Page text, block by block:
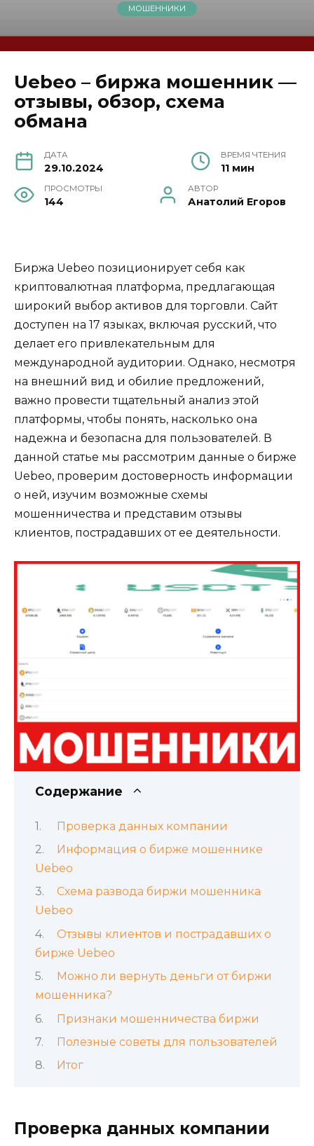
МОШЕННИКИ
Uebeo – биржа мошенник —
отзывы, обзор, схема
обмана
ДАТА
29.10.2024
ВРЕМЯ ЧТЕНИЯ
11 мин
ПРОСМОТРЫ
144
АВТОР
Анатолий Егоров
Биржа Uebeo позиционирует себя как
криптовалютная платформа, предлагающая
широкий выбор активов для торговли. Сайт
доступен на 17 языках, включая русский, что
делает его привлекательным для
международной аудитории. Однако, несмотря
на внешний вид и обилие предложений,
важно провести тщательный анализ этой
платформы, чтобы понять, насколько она
надежна и безопасна для пользователей. В
данной статье мы рассмотрим данные о бирже
Uebeo, проверим достоверность информации
о ней, изучим возможные схемы
мошенничества и представим отзывы
клиентов, пострадавших от ее деятельности.
Содержание
Проверка данных компании
Информация о бирже мошеннике
Uebeo
Схема развода биржи мошенника
Uebeo
Отзывы клиентов и пострадавших о
бирже Uebeo
Можно ли вернуть деньги от биржи
мошенника?
Признаки мошенничества биржи
Полезные советы для пользователей
Итог
Проверка данных компании